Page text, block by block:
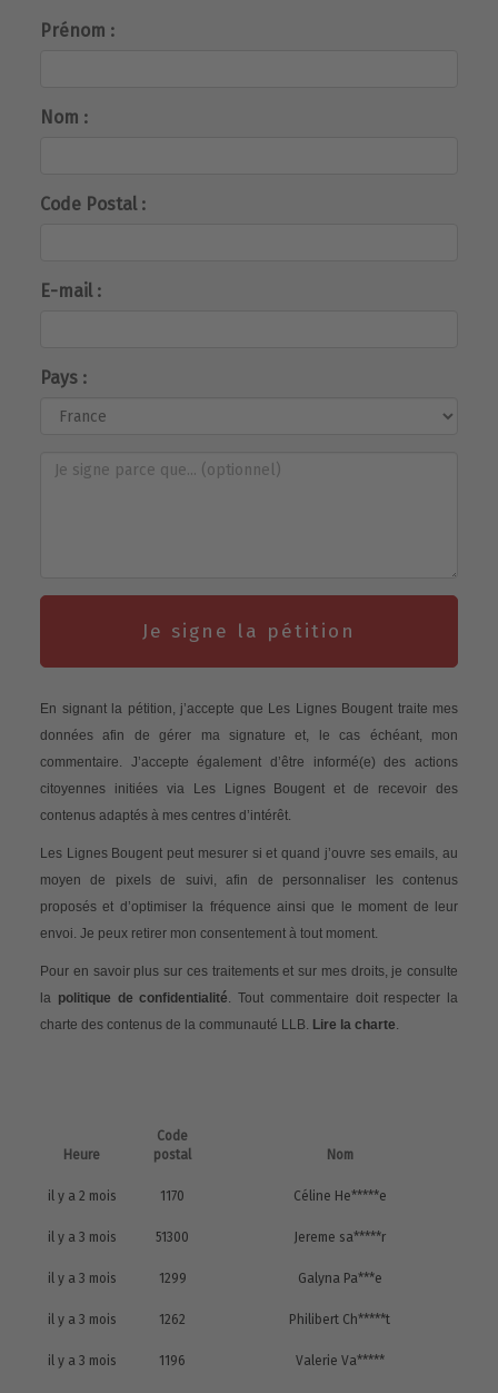
Prénom :
Nom :
Code Postal :
E-mail :
Pays :
Je signe la pétition
En signant la pétition, j’accepte que Les Lignes Bougent traite mes
données afin de gérer ma signature et, le cas échéant, mon
commentaire. J’accepte également d’être informé(e) des actions
citoyennes initiées via Les Lignes Bougent et de recevoir des
contenus adaptés à mes centres d’intérêt.
Les Lignes Bougent peut mesurer si et quand j’ouvre ses emails, au
moyen de pixels de suivi, afin de personnaliser les contenus
proposés et d’optimiser la fréquence ainsi que le moment de leur
envoi. Je peux retirer mon consentement à tout moment.
Pour en savoir plus sur ces traitements et sur mes droits, je consulte
la politique de confidentialité. Tout commentaire doit respecter la
charte des contenus de la communauté LLB. Lire la charte.
Heure
Code
postal
Nom
il y a 2 mois 1170 Céline He*****e
il y a 3 mois 51300 Jereme sa*****r
il y a 3 mois 1299 Galyna Pa***e
il y a 3 mois 1262 Philibert Ch*****t
il y a 3 mois 1196 Valerie Va*****